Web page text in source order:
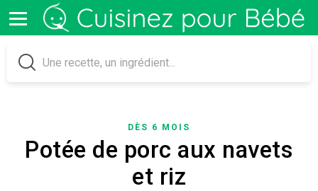
DÈS 6 MOIS
Potée de porc aux navets
et riz